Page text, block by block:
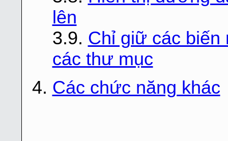
lên
3.9. Chỉ giữ các
các thư mục
4. Các chức năng khác